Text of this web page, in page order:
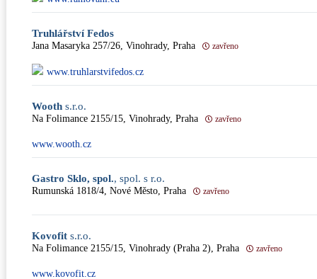
Truhlářství Fedos
Jana Masaryka 257/26, Vinohrady, Praha zavřeno
www.truhlarstvifedos.cz
Wooth s.r.o.
Na Folimance 2155/15, Vinohrady, Praha zavřeno
www.wooth.cz
Gastro Sklo, spol., spol. s r.o.
Rumunská 1818/4, Nové Město, Praha zavřeno
Kovofit s.r.o.
Na Folimance 2155/15, Vinohrady (Praha 2), Praha zavřeno
www.kovofit.cz